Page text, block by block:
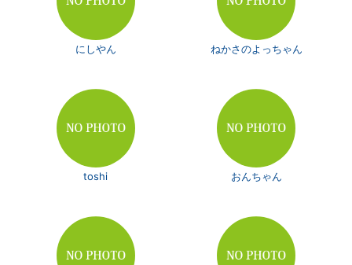
にしやん ねかさのよっちゃん
toshi おんちゃん